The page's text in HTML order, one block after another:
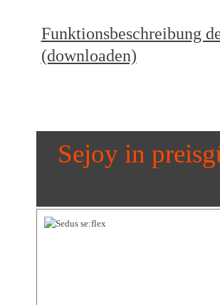
Funktionsbeschreibung
(downloaden)
Sejoy in